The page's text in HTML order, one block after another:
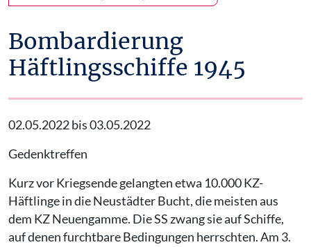
Bombardierung
Häftlingsschiffe 1945
02.05.2022 bis 03.05.2022
Gedenktreffen
Kurz vor Kriegsende gelangten etwa 10.000 KZ-
Häftlinge in die Neustädter Bucht, die meisten aus
dem KZ Neuengamme. Die SS zwang sie auf Schiffe,
auf denen furchtbare Bedingungen herrschten. Am 3.